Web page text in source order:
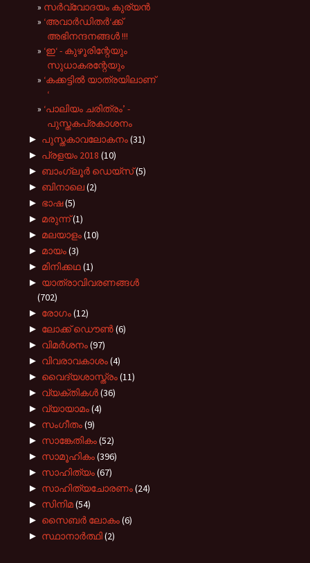
സർവ്വോദയം കുര്യൻ
‘അവാർഡിതർ‘ക്ക്
അഭിനന്ദനങ്ങൾ !!!
‘ഇ‘ - കുഴൂരിന്റേയും
സുധാകരന്റേയും
‘കക്കട്ടിൽ യാത്രയിലാണ്
‘
‘പാലിയം ചരിത്രം’ -
പുസ്തകപ്രകാശനം
► പുസ്തകാവലോകനം(31)
► പ്രളയം 2018 (10)
► ബാംഗ്ലൂർ ഡെയ്സ്(5)
► ബിനാലെ(2)
► ഭാഷ(5)
► മരുന്ന്(1)
► മലയാളം(10)
► മായം(3)
► മിനിക്കഥ(1)
► യാത്രാവിവരണങ്ങൾ
(702)
► രോഗം(12)
► ലോക്ക് ഡൌൺ(6)
► വിമർശനം(97)
► വിവരാവകാശം(4)
► വൈദ്യശാസ്ത്രം(11)
► വ്യക്തികൾ(36)
► വ്യായാമം(4)
► സംഗീതം(9)
► സാങ്കേതികം(52)
► സാമൂഹികം(396)
► സാഹിത്യം(67)
► സാഹിത്യചോരണം(24)
► സിനിമ(54)
► സൈബർ ലോകം(6)
► സ്ഥാനാർത്ഥി(2)